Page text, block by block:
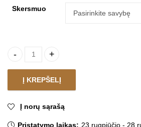
Skersmuo
Kilimas NOA KETTEL ROUND quantity
Į KREPŠELĮ
Į norų sąrašą
Pristatymo laikas: 23 rugpjūčio - 28